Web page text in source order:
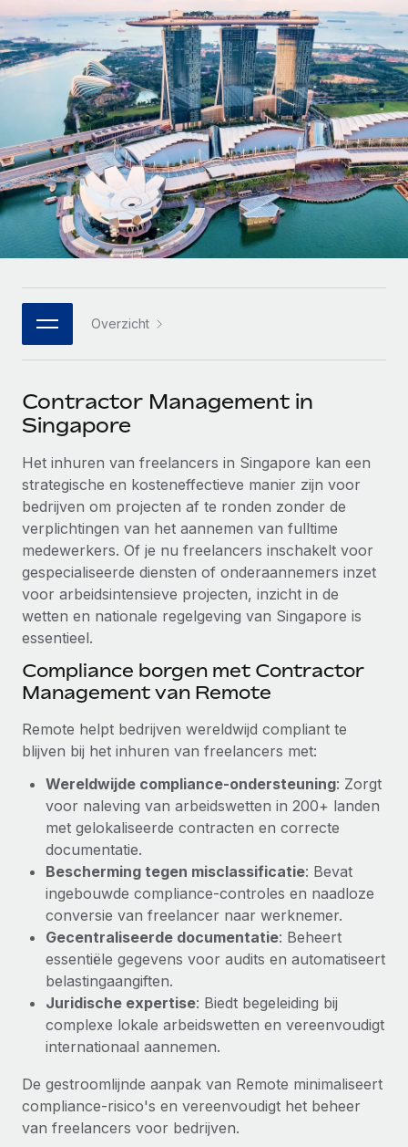
Zzp'ers internationaal onboarden en beheren
PEO
Ingewikkelde HR-taken eenvoudig uitbesteden
INFRASTRUCTUUR
Remote Embedded
HR naadloos in workflows integreren
Platform
Ingebouwde essentiële HR-functies voor je team
Integraties
DIENSTEN
Krijg hulp van global HR- en juridische experts
Achtergrondonderzoek
Vereenvoudig het screeningsproces van
kandidaten
Compliance Watchtower
Blijf compliance-risico's voor
Lever en track wereldwijd IT-middelen
Entiteiten oprichten
Stel snel compliant entiteiten op
Mobiliteit en overplaatsing
Plaats werknemers moeiteloos over
Secundaire arbeidsvoorwaarden
Eenvoudig secundaire arbeidsvoorwaarden
beheren
GROEIFASE
Start-ups
Flexibele global HR en payroll solutions voor groeiende
bedrijven
Mid-market
Teams uitbreiden met HR solutions op maat
Enterprise
Global HR voor grote bedrijven
WERK MET ONS SAMEN
Strategische technologiepartners
Een partner worden
Ontdek hoe je met ons kunt samenwerken
Integraties en advies over AI-automatiseringen
CASESTUDY'S
Betalingscalculator voor zzp'ers
Ontdek valuta-opties en betaalsnelheden voor
internationale zzp'ers
LEREN MET REMOTE
Onderzoek en gidsen
Casestudy's
HR-woordenlijst
Checklists en templates
Webinars
Newsroom
Inzichtencentrum
Support
Alle bronnen bekijken
BLOG
Global Payroll
EOR en PEO
Contractor Management
Belastingen
Naar de blog
BLOG
Productupdates van Remote: Gusto- en Xero-
integraties en Contractor Management Plus
te helpen bij het aannemen, beheren en...
Meer informatie
beheert met Remote
Phiture, een toonaangevende leider in de wereldwijde
mobiele groeiadviessector, zet zich sinds 2016...
Nederlands
Français
Deutsch
Español
Italiano
Português (Portugal)
日本語
한국어
Inloggen
Overzicht
Contractor Management in
Singapore
Het inhuren van freelancers in Singapore kan een
strategische en kosteneffectieve manier zijn voor
bedrijven om projecten af te ronden zonder de
verplichtingen van het aannemen van fulltime
medewerkers. Of je nu freelancers inschakelt voor
gespecialiseerde diensten of onderaannemers inzet
voor arbeidsintensieve projecten, inzicht in de
wetten en nationale regelgeving van Singapore is
essentieel.
Compliance borgen met Contractor
Management van Remote
Remote helpt bedrijven wereldwijd compliant te
blijven bij het inhuren van freelancers met:
Wereldwijde compliance-ondersteuning: Zorgt
voor naleving van arbeidswetten in 200+ landen
met gelokaliseerde contracten en correcte
documentatie.
Bescherming tegen misclassificatie: Bevat
ingebouwde compliance-controles en naadloze
conversie van freelancer naar werknemer.
Gecentraliseerde documentatie: Beheert
essentiële gegevens voor audits en automatiseert
belastingaangiften.
Juridische expertise: Biedt begeleiding bij
complexe lokale arbeidswetten en vereenvoudigt
internationaal aannemen.
De gestroomlijnde aanpak van Remote minimaliseert
compliance-risico's en vereenvoudigt het beheer
van freelancers voor bedrijven.